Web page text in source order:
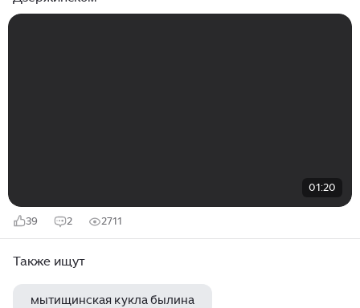
01:20
39 2 2711
Также ищут
мытищинская кукла былина